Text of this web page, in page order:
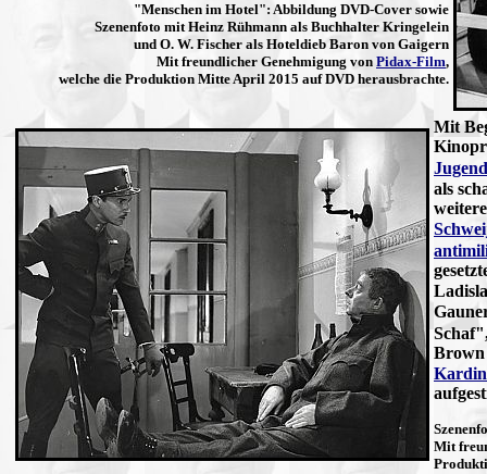
"Menschen im Hotel": Abbildung DVD-Cover sowie
Szenenfoto mit Heinz Rühmann als Buchhalter Kringelein
und O. W. Fischer als Hoteldieb Baron von Gaigern
Mit freundlicher Genehmigung von Pidax-Film,
welche die Produktion Mitte April 2015 auf DVD herausbrachte.
Mit
als
Brown
Mit